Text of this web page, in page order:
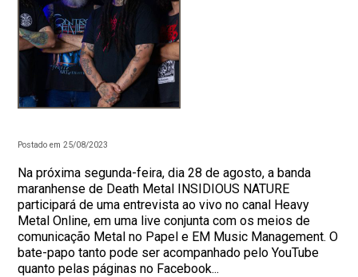
Postado em 25/08/2023
Na próxima segunda-feira, dia 28 de agosto, a banda
maranhense de Death Metal INSIDIOUS NATURE
participará de uma entrevista ao vivo no canal Heavy
Metal Online, em uma live conjunta com os meios de
comunicação Metal no Papel e EM Music Management. O
bate-papo tanto pode ser acompanhado pelo YouTube
quanto pelas páginas no Facebook...